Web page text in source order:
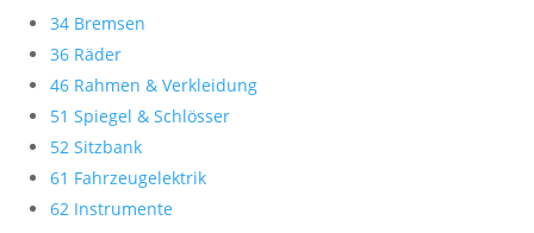
34 Bremsen
36 Räder
46 Rahmen & Verkleidung
51 Spiegel & Schlösser
52 Sitzbank
61 Fahrzeugelektrik
62 Instrumente